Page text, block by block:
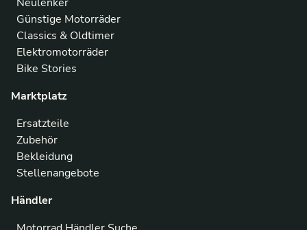
Günstige Motorräder
Classics & Oldtimer
Elektromotorräder
Bike Stories
Marktplatz
Ersatzteile
Zubehör
Bekleidung
Stellenangebote
Händler